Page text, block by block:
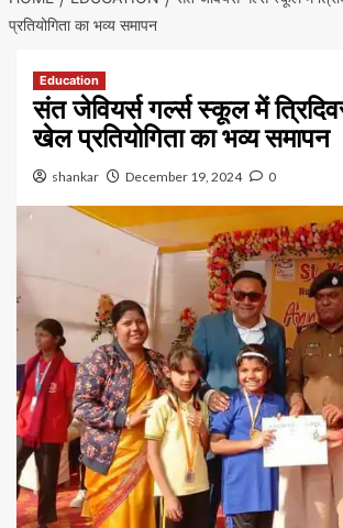
प्रतियोगिता का भव्य समापन
Education
संत जेवियर्स गर्ल्स स्कूल में
खेल प्रतियोगिता का भव्य समापन
shankar December 19, 2024 0